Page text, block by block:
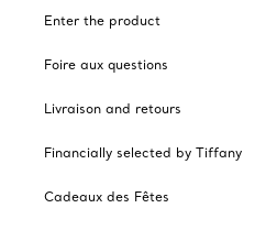
Enter the product
Foire aux questions
Livraison and retours
Financially selected by Tiffany
Cadeaux des Fêtes